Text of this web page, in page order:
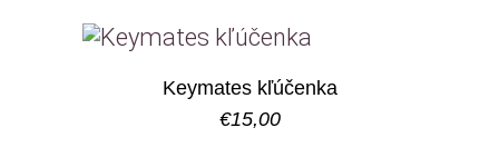
Keymates kľúčenka
€15,00